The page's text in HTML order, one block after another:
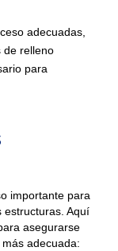
adecuadas,
de relleno
para
importante para
estructuras. Aquí
asegurarse
adecuada: